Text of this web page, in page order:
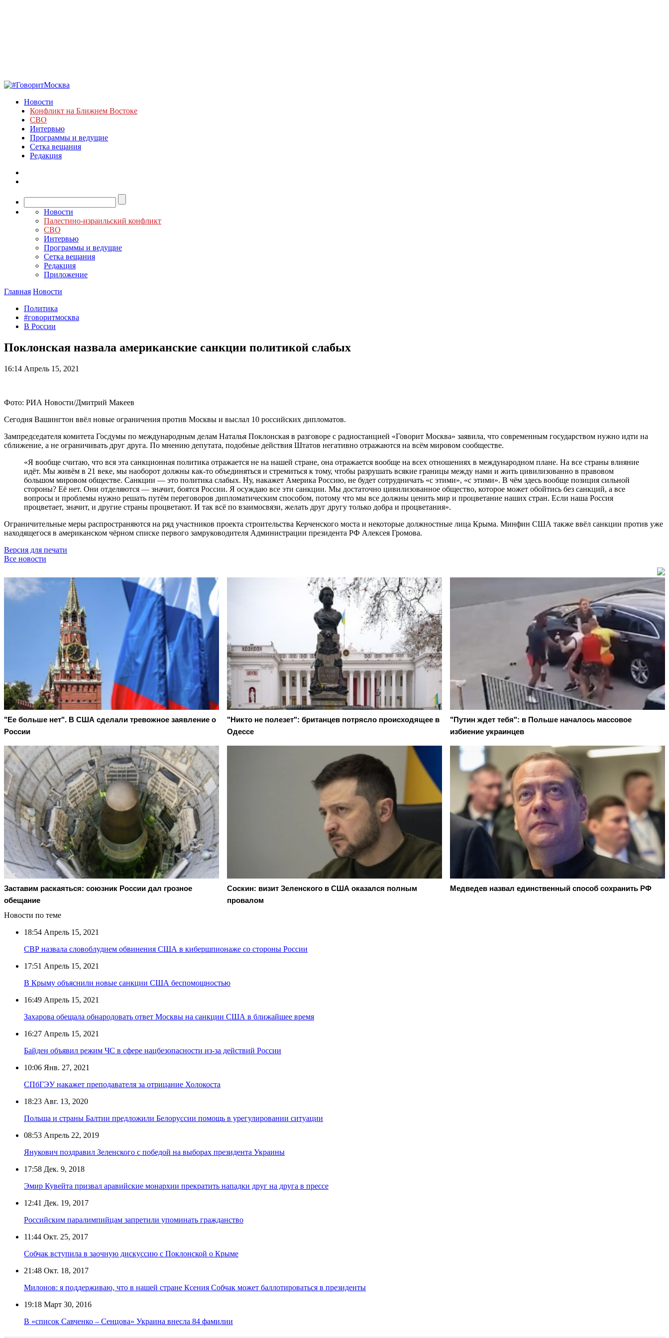
Новости
Конфликт на Ближнем Востоке
СВО
Интервью
Программы и ведущие
Сетка вещания
Редакция
Новости
Палестино-израильский конфликт
СВО
Интервью
Программы и ведущие
Сетка вещания
Редакция
Приложение
Главная Новости
Политика
#говоритмосква
В России
Поклонская назвала американские санкции политикой слабых
16:14 Апрель 15, 2021
Фото: РИА Новости/Дмитрий Макеев
Сегодня Вашингтон ввёл новые ограничения против Москвы и выслал 10 российских дипломатов.
Зампредседателя комитета Госдумы по международным делам Наталья Поклонская в разговоре с радиостанцией «Говорит Москва» заявила, что современным государством нужно идти на
сближение, а не ограничивать друг друга. По мнению депутата, подобные действия Штатов негативно отражаются на всём мировом сообществе.
«Я вообще считаю, что вся эта санкционная политика отражается не на нашей стране, она отражается вообще на всех отношениях в международном плане. На все страны влияние
идёт. Мы живём в 21 веке, мы наоборот должны как-то объединяться и стремиться к тому, чтобы разрушать всякие границы между нами и жить цивилизованно в правовом
большом мировом обществе. Санкции — это политика слабых. Ну, накажет Америка Россию, не будет сотрудничать «с этими», «с этими». В чём здесь вообще позиция сильной
стороны? Её нет. Они отделяются — значит, боятся России. Я осуждаю все эти санкции. Мы достаточно цивилизованное общество, которое может обойтись без санкций, а все
вопросы и проблемы нужно решать путём переговоров дипломатическим способом, потому что мы все должны ценить мир и процветание наших стран. Если наша Россия
процветает, значит, и другие страны процветают. И так всё по взаимосвязи, желать друг другу только добра и процветания».
Ограничительные меры распространяются на ряд участников проекта строительства Керченского моста и некоторые должностные лица Крыма. Минфин США также ввёл санкции против уже
находящегося в американском чёрном списке первого замруководителя Администрации президента РФ Алексея Громова.
Версия для печати
Все новости
"Ее больше нет". В США сделали тревожное заявление о
России
"Никто не полезет": британцев потрясло происходящее в
Одессе
"Путин ждет тебя": в Польше началось массовое
избиение украинцев
Заставим раскаяться: союзник России дал грозное
обещание
Соскин: визит Зеленского в США оказался полным
провалом
Медведев назвал единственный способ сохранить РФ
Новости по теме
18:54 Апрель 15, 2021
СВР назвала словоблудием обвинения США в кибершпионаже со стороны России
17:51 Апрель 15, 2021
В Крыму объяснили новые санкции США беспомощностью
16:49 Апрель 15, 2021
Захарова обещала обнародовать ответ Москвы на санкции США в ближайшее время
16:27 Апрель 15, 2021
Байден объявил режим ЧС в сфере нацбезопасности из-за действий России
10:06 Янв. 27, 2021
СПбГЭУ накажет преподавателя за отрицание Холокоста
18:23 Авг. 13, 2020
Польша и страны Балтии предложили Белоруссии помощь в урегулировании ситуации
08:53 Апрель 22, 2019
Янукович поздравил Зеленского с победой на выборах президента Украины
17:58 Дек. 9, 2018
Эмир Кувейта призвал аравийские монархии прекратить нападки друг на друга в прессе
12:41 Дек. 19, 2017
Российским паралимпийцам запретили упоминать гражданство
11:44 Окт. 25, 2017
Собчак вступила в заочную дискуссию с Поклонской о Крыме
21:48 Окт. 18, 2017
Милонов: я поддерживаю, что в нашей стране Ксения Собчак может баллотироваться в президенты
19:18 Март 30, 2016
В «список Савченко – Сенцова» Украина внесла 84 фамилии